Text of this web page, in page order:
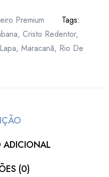
Premium
Tags:
, Cristo Redentor,
Lapa, Maracanã, Rio De
ADICIONAL
(0)